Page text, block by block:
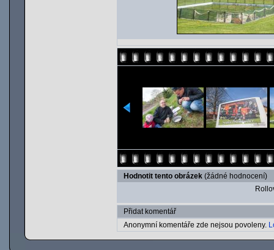
Hodnotit tento obrázek (žádné hodnocení)
Přidat komentář
Anonymní komentáře zde nejsou povoleny.